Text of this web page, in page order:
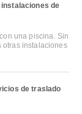
de
una piscina. Sin
otras instalaciones
de traslado